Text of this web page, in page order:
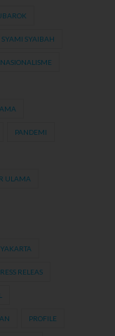
SYAIBAH
NASIONALISME
PANDEMI
ULAMA
RELEAS
PROFILE